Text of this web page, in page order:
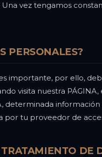
vez tengamos
PERSONALES?
importante, por ello,
visita nuestra
determinada
por tu proveedor de
DE